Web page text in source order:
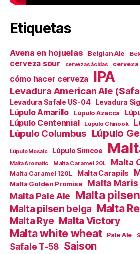
Etiquetas
Avena en hojuelas Belgian Ale
cerveza sour cervezas ácidas cerveza
cómo hacer cerveza IPA
Levadura American Ale
Levadura Safale US-04 Levadura
Lúpulo Amarillo Lúpulo Azacca
Lúpulo Centennial Lúpulo Chinook
Lúpulo Columbus Lúpulo
Lúpulo Mosaic Lúpulo Simcoe
Malta Aromatic Malta Caramel 20L Malta
Malta Caramel 120L Malta Carapils
Malta Golden Promise Malta Maris
Malta Pale Ale Malta
Malta pilsen belga Malta
Malta Rye Malta Victory
Malta white wheat Pale Ale
Safale T-58 Saison